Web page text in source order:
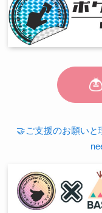
🤝ご支援のお願いと